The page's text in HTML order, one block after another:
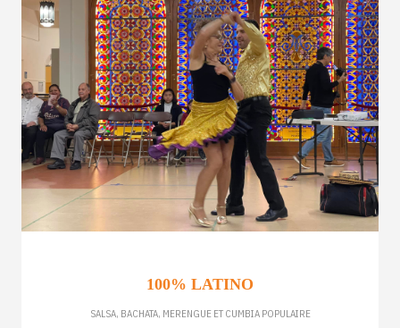
100% LATINO
SALSA, BACHATA, MERENGUE ET CUMBIA POPULAIRE